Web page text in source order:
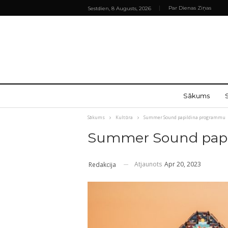
Sestdien, 8 Augusts, 2026 Par Dienas Ziņas
Sākums
Sākums Kultūra Summer Sound papildina programmu
Summer Sound
Redakcija Atjaunots Apr 20, 2023